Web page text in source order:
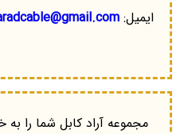
ایمیل:
مجموعه آراد کابل شما را